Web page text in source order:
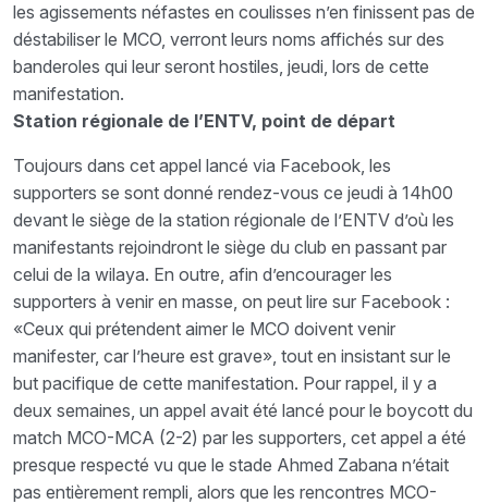
les agissements néfastes en coulisses n’en finissent pas de
déstabiliser le MCO, verront leurs noms affichés sur des
banderoles qui leur seront hostiles, jeudi, lors de cette
manifestation.
Station régionale de l’ENTV, point de départ
Toujours dans cet appel lancé via Facebook, les
supporters se sont donné rendez-vous ce jeudi à 14h00
devant le siège de la station régionale de l’ENTV d’où les
manifestants rejoindront le siège du club en passant par
celui de la wilaya. En outre, afin d’encourager les
supporters à venir en masse, on peut lire sur Facebook :
«Ceux qui prétendent aimer le MCO doivent venir
manifester, car l’heure est grave», tout en insistant sur le
but pacifique de cette manifestation. Pour rappel, il y a
deux semaines, un appel avait été lancé pour le boycott du
match MCO-MCA (2-2) par les supporters, cet appel a été
presque respecté vu que le stade Ahmed Zabana n’était
pas entièrement rempli, alors que les rencontres MCO-